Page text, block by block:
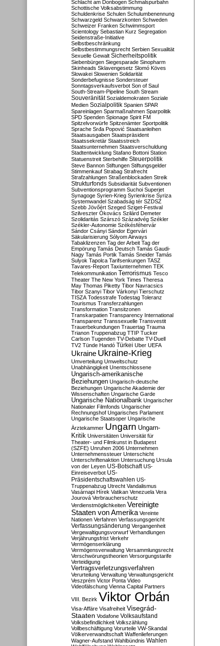
Schlacht am Donbogen Schmalspurbahn
Schottische Volksabstimmung
Schuldenkrise Schulen Schulumbenennung
Schwarzgeld Schwarzkonten Schweden
Schweizer Franken Schwimmsport
Scientology Sebastian Kurz Segregation
Seidenstraße-Initiative
Selbstbeschränkung
Selbstbestimmungsrecht Serbien Sexualität
Sexuelle Gewalt Sicherheitspolitik
Siebenbürgen Siegesparade Sinopharm
Skinheads Sklavengesetz Slomó Köves
Slowakei Slowenien Solidarität
Sonderbefugnisse Sondersteuer
Sonntagsverkaufsverbot Son of Saul
South-Stream-Pipeline South Stream
Souveränität Sozialdemokraten Soziale
Medien Sozialpolitik Spanien SPAR
Spareinlagen Sparmaßnahmen Sparpolitik
SPD Spenden Spionage Spirit FM
Spitzelvorwürfe Spitzenämter Sportpolitik
Sprache Srđa Popović Staatsanleihen
Staatsausgaben Staatspräsident
Staatssekretär Staatsstreich
Staatsunternehmen Staatsverschuldung
Stadtentwicklung Stafano Bottoni Station
Statuenstreit Sterbehilfe Steuerpolitik
Steve Bannon Stiftungen Stiftungsgelder
Stimmenkauf Strabag Strafrecht
Strafzahlungen Straßenblockaden Streik
Strukturfonds Subsidiarität Subventionen
Subventionsprogramm Suchoi Superjet
Synagoge Syrien-Krieg Syrienkrise Syriza
Systemwandel Szabadság tér SZDSZ
Szebb Jövőért Szeged Sziget-Festival
Szilveszter Ókovács Szilárd Demeter
Szolidaritás Szárszó Századvég Székler
Székler-Autonomie Székésféhervár
Sándor Csányi Sándor Egervári
Säkularisierung Sólyom Airways
Tabaklizenzen Tag der Arbeit Tag der
Empörung Tamás Deutsch Tamás Gaudi-
Nagy Tamás Portik Tamás Sneider Tamás
Sulyok Tapolca Tarifsenkungen TASZ
Tavares-Report Taxiunternehmen TEK
Telekommunikation Terrorismus Tesco
Theater The New York Times Theresa
May Thomas Piketty Tibor Navracsics
Tibor Szanyi Tibor Várkonyi Tierschutz
TISZA Todesstrafe Todestag Toleranz
Tourismus Transferzahlungen
Transformation Transitzonen
Transkarpatien Transparency International
Transparenz Transsexuelle Transvestit
Trauerbekundungen Trauertag Trauma
Trianon Truppenabzug TTIP Tucker
Carlson Tugenden TV-Debatte TV-Duell
TV2 Tünde Handó Türkei Uber UEFA
Ukraine Ukraine-Krieg
Umverteilung Umweltschutz
Unabhängigkeit Unentschlossene
Ungarisch-amerikanische
Beziehungen Ungarisch-deutsche
Beziehungen Ungarische Akademie der
Wissenschaften Ungarische Garde
Ungarische Nationalbank Ungarischer
Nationaler Filmfonds Ungarischer
Rechnungshof Ungarisches Parlament
Ungarische Staatsoper Ungarische
Ärztekammer Ungarn Ungarn-
Kritik Universitäten Universität für
Theater- und Filmkunst in Budapest
(SZFE) Unruhen 2006 Unternehmen
Unternehmenssteuer Unterschicht
Unterschriftenaktion Untersuchung Ursula
von der Leyen US-Botschaft US-
Einreiseverbot US-
Präsidentschaftswahlen US-
Truppenabzug Utrecht Vandalismus
Vasárnapi Hírek Vatikan Venezuela Vera
Jourová Verbraucherschutz
Verdienstmöglichkeiten Vereinigte
Staaten von Amerika Vereinte
Nationen Verfahren Verfassungsgericht
Verfassungsänderung Vergangenheit
Vergewaltigungsvorwurf Verhandlungen
Verjährungsfrist Verkehr
Vermögenserklärung
Vermögensverwaltung Versammlungsrecht
Verschwörungstheorien Versorgungstarife
Verteidigung
Vertragsverletzungsverfahren
Verurteilung Verwaltung Verwaltungsgericht
Veszprém Victor Ponta Video
Videofälschung Vienna Capital Partners
VIII. Bezirk Viktor Orbán
Visa-Affäre Visafreiheit Visegrád-
Staaten Vodafone Volksaufstand
Volksbefindlichkeit Volkszählung
Vollbeschäftigung Vorurteile VW-Skandal
Völkerverwandtschaft Waffenlieferungen
Wagner-Aufstand Wahlbündnis Wahlen